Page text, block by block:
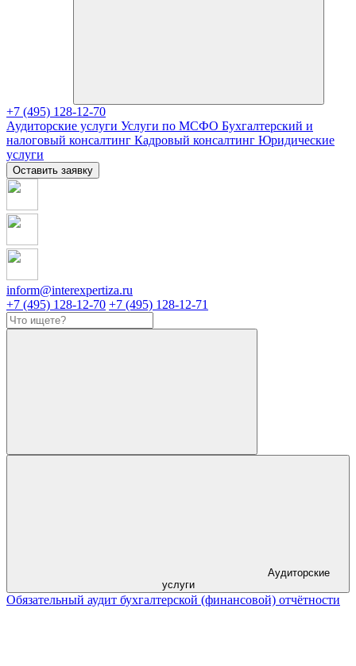
+7 (495) 128-12-70
Аудиторские услуги Услуги по МСФО Бухгалтерский и
налоговый консалтинг Кадровый консалтинг Юридические
услуги
Оставить заявку
inform@interexpertiza.ru
+7 (495) 128-12-70 +7 (495) 128-12-71
услуги
Обязательный аудит бухгалтерской (финансовой) отчётности